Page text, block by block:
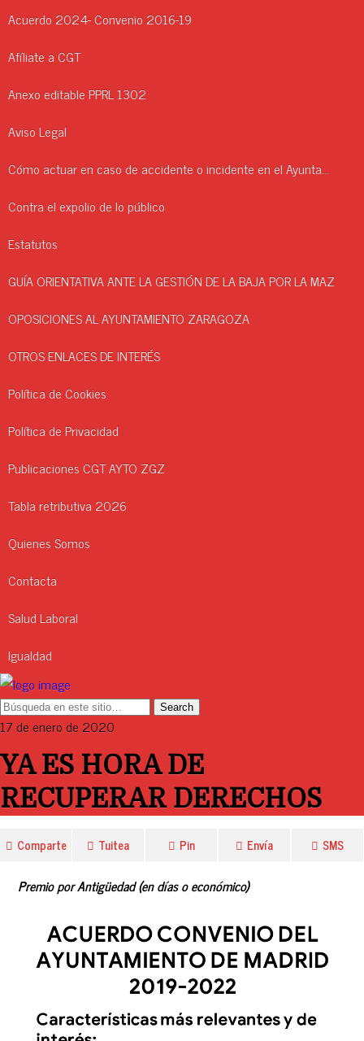
Acuerdo 2024- Convenio 2016-19
Afíliate a CGT
Anexo editable PPRL 1302
Aviso Legal
Cómo actuar en caso de accidente o incidente en el Ayuntamiento.
Contra el expolio de lo público
Estatutos
GUÍA ORIENTATIVA ANTE LA GESTIÓN DE LA BAJA POR LA MAZ
OPOSICIONES AL AYUNTAMIENTO ZARAGOZA
OTROS ENLACES DE INTERÉS
Política de Cookies
Política de Privacidad
Publicaciones CGT AYTO ZGZ
Tabla retributiva 2026
Quienes Somos
Contacta
Salud Laboral
Igualdad
17 de enero de 2020
YA ES HORA DE
RECUPERAR DERECHOS
Comparte Tuitea Pin Envía SMS
Premio por Antigüedad (en días o económico)